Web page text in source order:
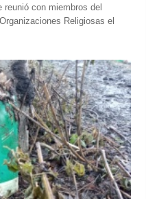
con miembros del
Religiosas el